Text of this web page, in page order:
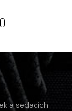
a sedacích